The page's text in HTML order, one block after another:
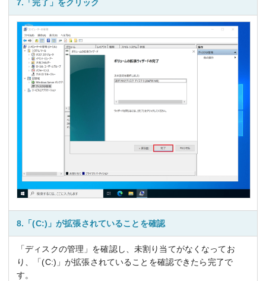
7.「完了」をクリック
8.「(C:)」が拡張されていることを確認
「ディスクの管理」を確認し、未割り当てがなくなってお
り、「(C:)」が拡張されていることを確認できたら完了で
す。